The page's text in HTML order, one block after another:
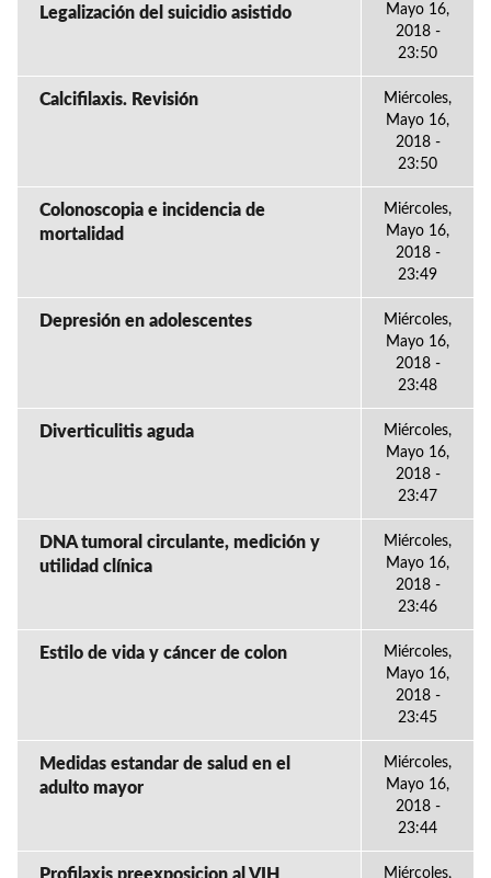
Legalización del suicidio asistido
Mayo 16,
2018 -
23:50
Calcifilaxis. Revisión
Miércoles,
Mayo 16,
2018 -
23:50
Colonoscopia e incidencia de
mortalidad
Miércoles,
Mayo 16,
2018 -
23:49
Depresión en adolescentes
Miércoles,
Mayo 16,
2018 -
23:48
Diverticulitis aguda
Miércoles,
Mayo 16,
2018 -
23:47
DNA tumoral circulante, medición y
utilidad clínica
Miércoles,
Mayo 16,
2018 -
23:46
Estilo de vida y cáncer de colon
Miércoles,
Mayo 16,
2018 -
23:45
Medidas estandar de salud en el
adulto mayor
Miércoles,
Mayo 16,
2018 -
23:44
Profilaxis preexposicion al VIH
Miércoles,